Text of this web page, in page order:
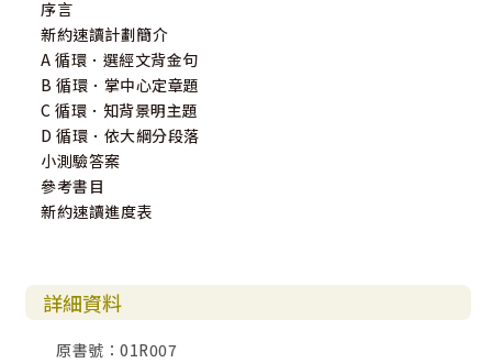
序言
新約速讀計劃簡介
A 循環．選經文背金句
B 循環．掌中心定章題
C 循環．知背景明主題
D 循環．依大綱分段落
小測驗答案
參考書目
新約速讀進度表
詳細資料
原書號：01R007